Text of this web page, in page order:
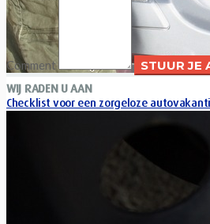
Checklist voor een zorgeloze
Laatste tip: rijdt u op diesel? Vergeet
niveau te controleren en desnoods
Comment
WIJ RADEN U AAN